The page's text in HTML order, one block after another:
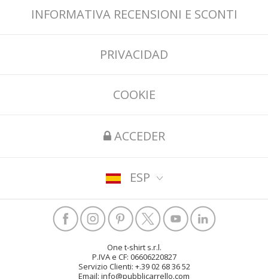
INFORMATIVA RECENSIONI E SCONTI
PRIVACIDAD
COOKIE
ACCEDER
ESP
One t-shirt s.r.l.
P.IVA e CF: 06606220827
Servizio Clienti: +.39 02 68 36 52
Email: info@pubblicarrello.com